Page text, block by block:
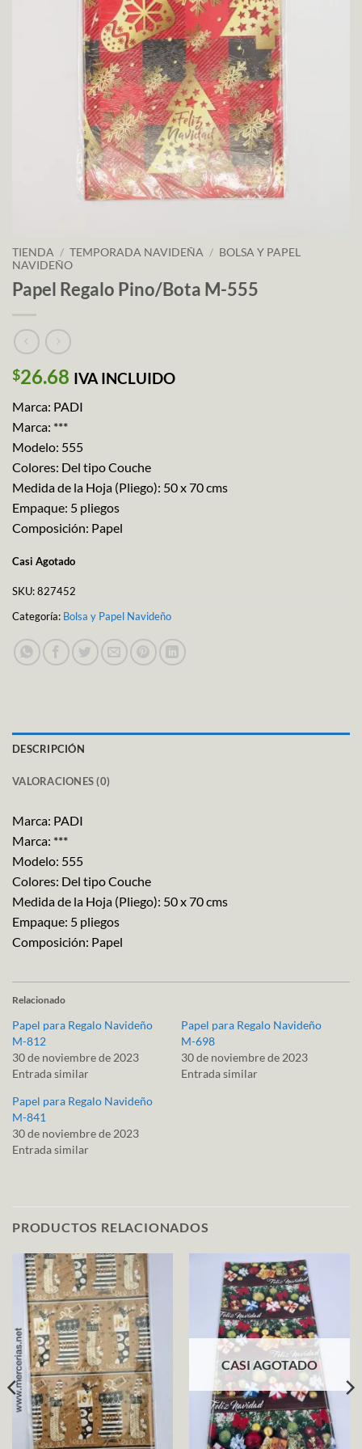
TIENDA / TEMPORADA NAVIDEÑA / BOLSA Y PAPEL
NAVIDEÑO
Papel Regalo Pino/Bota M-555
$26.68 IVA INCLUIDO
Marca: PADI
Marca: ***
Modelo: 555
Colores: Del tipo Couche
Medida de la Hoja (Pliego): 50 x 70 cms
Empaque: 5 pliegos
Composición: Papel
Casi Agotado
SKU:827452
Categoría: Bolsa y Papel Navideño
DESCRIPCIÓN
VALORACIONES (0)
Marca: PADI
Marca: ***
Modelo: 555
Colores: Del tipo Couche
Medida de la Hoja (Pliego): 50 x 70 cms
Empaque: 5 pliegos
Composición: Papel
Relacionado
Papel para Regalo Navideño
M-812
30 de noviembre de 2023
Entrada similar
Papel para Regalo Navideño
M-698
30 de noviembre de 2023
Entrada similar
Papel para Regalo Navideño
M-841
30 de noviembre de 2023
Entrada similar
PRODUCTOS RELACIONADOS
CASI AGOTADO